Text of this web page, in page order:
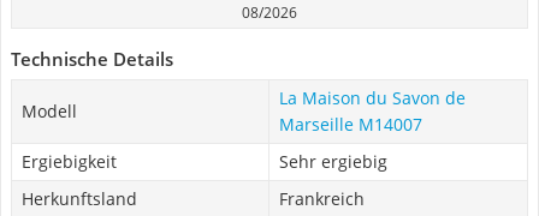
08/2026
Technische Details
Modell
La Maison du Savon de
Marseille M14007
Ergiebigkeit
Sehr ergiebig
Herkunftsland
Frankreich